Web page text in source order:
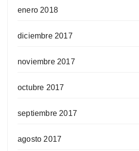
enero 2018
diciembre 2017
noviembre 2017
octubre 2017
septiembre 2017
agosto 2017